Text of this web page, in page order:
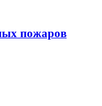
пожаров